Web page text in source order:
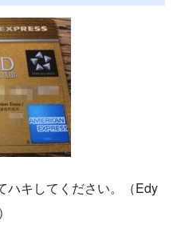
ハキしてください。（Edy